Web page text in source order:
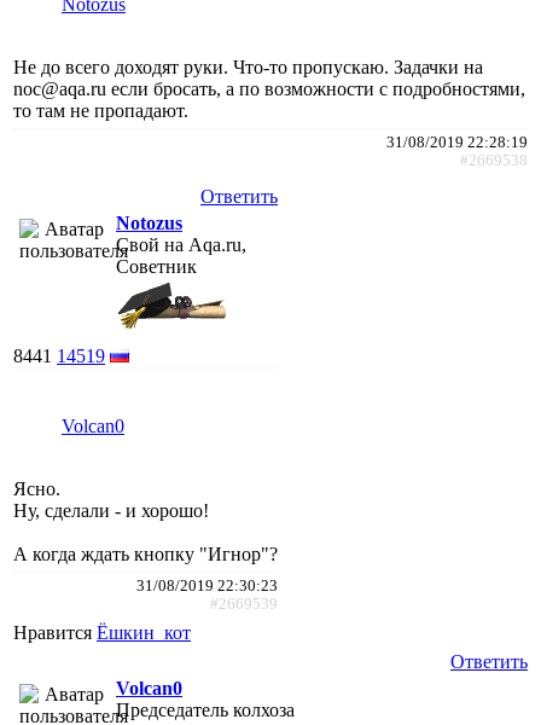
Не до всего доходят руки. Что-то пропускаю. Задачки на
noc@aqa.ru если бросать, а по возможности с подробностями,
то там не пропадают.
31/08/2019 22:28:19
#2669538
Ответить
Notozus
Свой на Aqa.ru,
Советник
8441 14519
Volcan0
Ясно.
Ну, сделали - и хорошо!
А когда ждать кнопку "Игнор"?
31/08/2019 22:30:23
#2669539
Нравится Ёшкин_кот
Ответить
Volcan0
Председатель колхоза